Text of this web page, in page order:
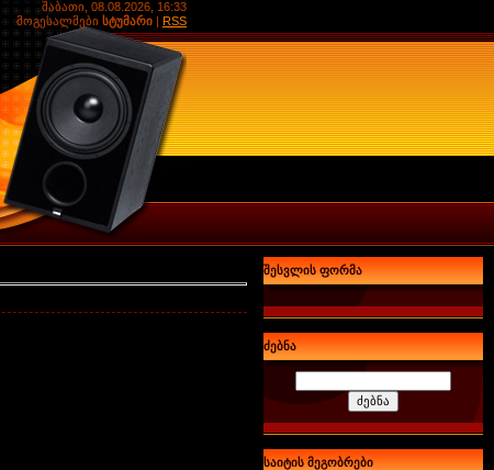
შაბათი, 08.08.2026, 16:33
მოგესალმები სტუმარი | RSS
შესვლის ფორმა
ძებნა
საიტის მეგობრები